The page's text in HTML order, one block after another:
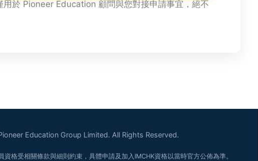
用於 Pioneer Education 顧問與您對接申請事宜，絕不
Education Group Limited. All Rights Reserved.
資格受相關條款與細則約束，具體申請及加入IMCHK資格以當時官方公佈為準。